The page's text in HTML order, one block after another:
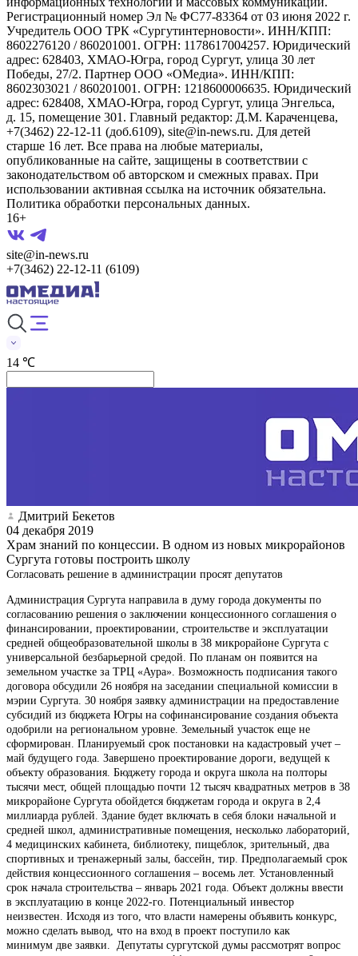
Регистрационный номер Эл № ФС77-83364 от 03 июня 2022 г.
Учредитель ООО ТРК «Сургутинтерновости». ИНН/КПП:
8602276120 / 860201001. ОГРН: 1178617004257. Юридический
адрес: 628403, ХМАО-Югра, город Сургут, улица 30 лет
Победы, 27/2. Партнер ООО «ОМедиа». ИНН/КПП:
8602303021 / 860201001. ОГРН: 1218600006635. Юридический
адрес: 628408, ХМАО-Югра, город Сургут, улица Энгельса,
д. 15, помещение 301. Главный редактор: Д.М. Караченцева,
+7(3462) 22-12-11 (доб.6109), site@in-news.ru. Для детей
старше 16 лет. Все права на любые материалы,
опубликованные на сайте, защищены в соответствии с
законодательством об авторском и смежных правах. При
использовании активная ссылка на источник обязательна.
Политика обработки персональных данных.
16+
site@in-news.ru
+7(3462) 22-12-11 (6109)
14 ℃
Дмитрий Бекетов
04 декабря 2019
Храм знаний по концессии. В одном из новых микрорайонов
Сургута готовы построить школу
Согласовать решение в администрации просят депутатов
Администрация Сургута направила в думу города документы по
согласованию решения о заключении концессионного соглашения о
финансировании, проектировании, строительстве и эксплуатации
средней общеобразовательной школы в 38 микрорайоне Сургута с
универсальной безбарьерной средой. По планам он появится на
земельном участке за ТРЦ «Аура». Возможность подписания такого
договора обсудили 26 ноября на заседании специальной комиссии в
мэрии Сургута. 30 ноября заявку администрации на предоставление
субсидий из бюджета Югры на софинансирование создания объекта
одобрили на региональном уровне. Земельный участок еще не
сформирован. Планируемый срок постановки на кадастровый учет –
май будущего года. Завершено проектирование дороги, ведущей к
объекту образования. Бюджету города и округа школа на полторы
тысячи мест, общей площадью почти 12 тысяч квадратных метров в 38
микрорайоне Сургута обойдется бюджетам города и округа в 2,4
миллиарда рублей. Здание будет включать в себя блоки начальной и
средней школ, административные помещения, несколько лабораторий,
4 медицинских кабинета, библиотеку, пищеблок, зрительный, два
спортивных и тренажерный залы, бассейн, тир. Предполагаемый срок
действия концессионного соглашения – восемь лет. Установленный
срок начала строительства – январь 2021 года. Объект должны ввести
в эксплуатацию в конце 2022-го. Потенциальный инвестор
неизвестен. Исходя из того, что власти намерены объявить конкурс,
можно сделать вывод, что на вход в проект поступило как
минимум две заявки. Депутаты сургутской думы рассмотрят вопрос